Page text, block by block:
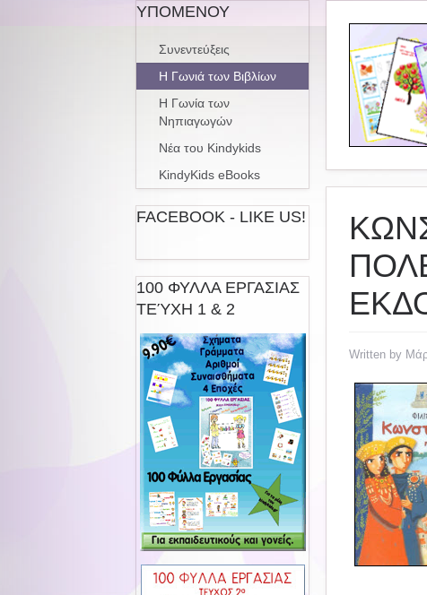
Written by
ΥΠΟΜΕΝΟΥ
Συνεντεύξεις
Η Γωνιά των Βιβλίων
Η Γωνία των
Νηπιαγωγών
Νέα του Kindykids
KindyKids eBooks
FACEBOOK - LIKE US!
100 ΦΥΛΛΑ ΕΡΓΑΣΙΑΣ
ΤΕΎΧΗ 1 & 2